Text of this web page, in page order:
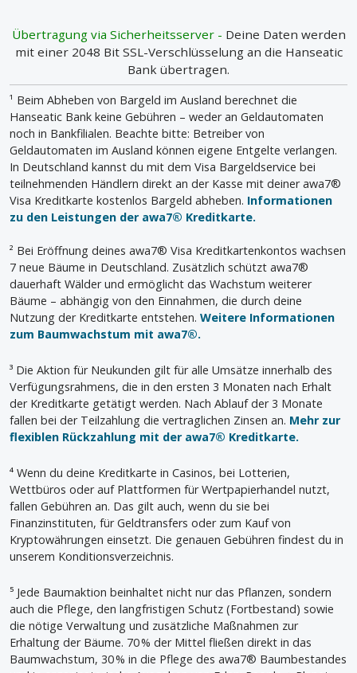
Übertragung via Sicherheitsserver - Deine Daten werden
mit einer 2048 Bit SSL-Verschlüsselung an die Hanseatic
Bank übertragen.
¹ Beim Abheben von Bargeld im Ausland berechnet die
Hanseatic Bank keine Gebühren – weder an Geldautomaten
noch in Bankfilialen. Beachte bitte: Betreiber von
Geldautomaten im Ausland können eigene Entgelte verlangen.
In Deutschland kannst du mit dem Visa Bargeldservice bei
teilnehmenden Händlern direkt an der Kasse mit deiner awa7®
Visa Kreditkarte kostenlos Bargeld abheben. Informationen
zu den Leistungen der awa7® Kreditkarte.
² Bei Eröffnung deines awa7® Visa Kreditkartenkontos wachsen
7 neue Bäume in Deutschland. Zusätzlich schützt awa7®
dauerhaft Wälder und ermöglicht das Wachstum weiterer
Bäume – abhängig von den Einnahmen, die durch deine
Nutzung der Kreditkarte entstehen. Weitere Informationen
zum Baumwachstum mit awa7®.
³ Die Aktion für Neukunden gilt für alle Umsätze innerhalb des
Verfügungsrahmens, die in den ersten 3 Monaten nach Erhalt
der Kreditkarte getätigt werden. Nach Ablauf der 3 Monate
fallen bei der Teilzahlung die vertraglichen Zinsen an. Mehr zur
flexiblen Rückzahlung mit der awa7® Kreditkarte.
⁴ Wenn du deine Kreditkarte in Casinos, bei Lotterien,
Wettbüros oder auf Plattformen für Wertpapierhandel nutzt,
fallen Gebühren an. Das gilt auch, wenn du sie bei
Finanzinstituten, für Geldtransfers oder zum Kauf von
Kryptowährungen einsetzt. Die genauen Gebühren findest du in
unserem Konditionsverzeichnis.
⁵ Jede Baumaktion beinhaltet nicht nur das Pflanzen, sondern
auch die Pflege, den langfristigen Schutz (Fortbestand) sowie
die nötige Verwaltung und zusätzliche Maßnahmen zur
Erhaltung der Bäume. 70 % der Mittel fließen direkt in das
Baumwachstum, 30 % in die Pflege des awa7® Baumbestandes